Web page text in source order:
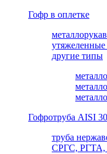
Гофр в оплетке
другие типы
Гофротруба AISI
труба
СРГС, РГТА,